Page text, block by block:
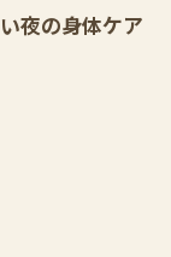
夜の身体ケア